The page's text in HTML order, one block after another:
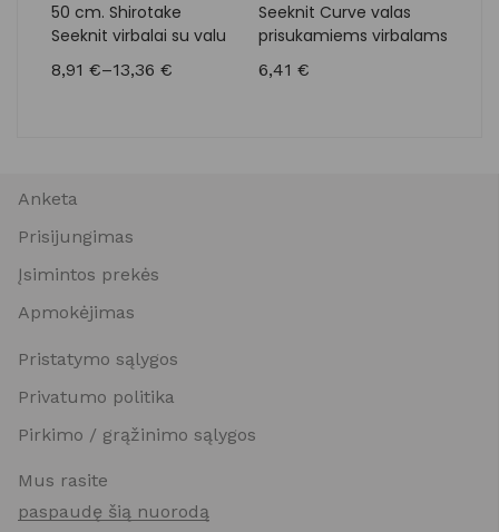
50 cm. Shirotake
Seeknit virbalai su valu
8,91 €–13,36 €
Seeknit Curve valas
prisukamiems virbalams
6,41 €
Anketa
Prisijungimas
Įsimintos prekės
Apmokėjimas
Pristatymo sąlygos
Privatumo politika
Pirkimo / grąžinimo sąlygos
Mus rasite
paspaudę šią nuorodą